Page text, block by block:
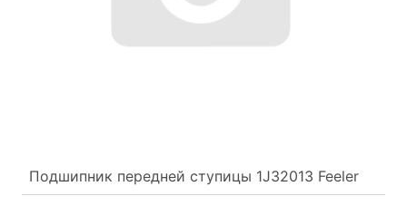
Подшипник передней ступицы 1J32013 Feeler